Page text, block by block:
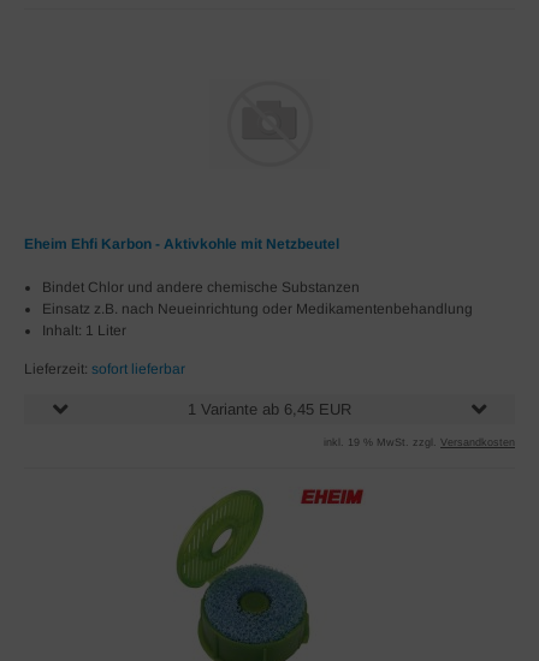
Eheim Ehfi Karbon - Aktivkohle mit Netzbeutel
Bindet Chlor und andere chemische Substanzen
Einsatz z.B. nach Neueinrichtung oder Medikamentenbehandlung
Inhalt: 1 Liter
Lieferzeit: sofort lieferbar
1 Variante ab 6,45 EUR
inkl. 19 % MwSt. zzgl. Versandkosten